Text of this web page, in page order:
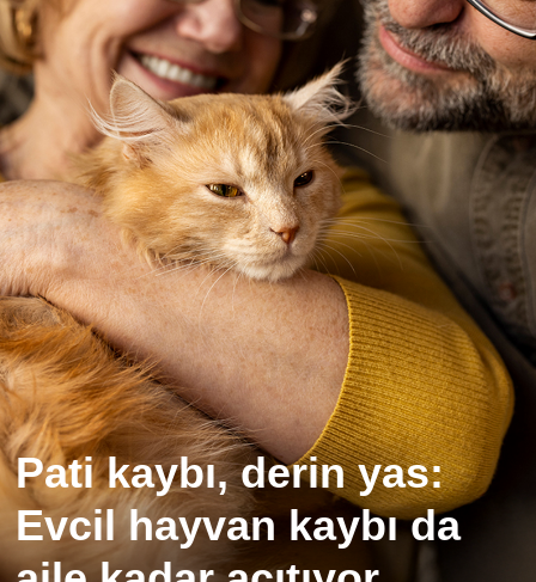
Pati kaybı, derin yas:
Evcil hayvan kaybı da